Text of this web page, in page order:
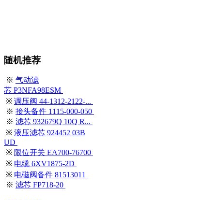
随机推荐
※ 气动滤
芯 P3NFA98ESM
※ 调压阀 44-1312-2122-...
※ 接头备件 1115-000-050
※ 滤芯 932679Q 10Q R...
※ 液压滤芯 924452 03B
UD
※ 限位开关 EA700-76700
※ 电缆 6XV1875-2D
※ 电磁阀备件 81513011
※ 滤芯 FP718-20